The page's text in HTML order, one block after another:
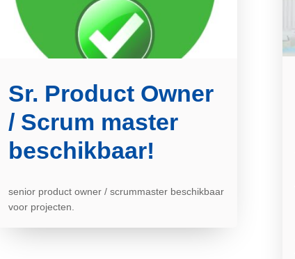
Sr. Product Owner
/ Scrum master
beschikbaar!
senior product owner / scrummaster beschikbaar
voor projecten.